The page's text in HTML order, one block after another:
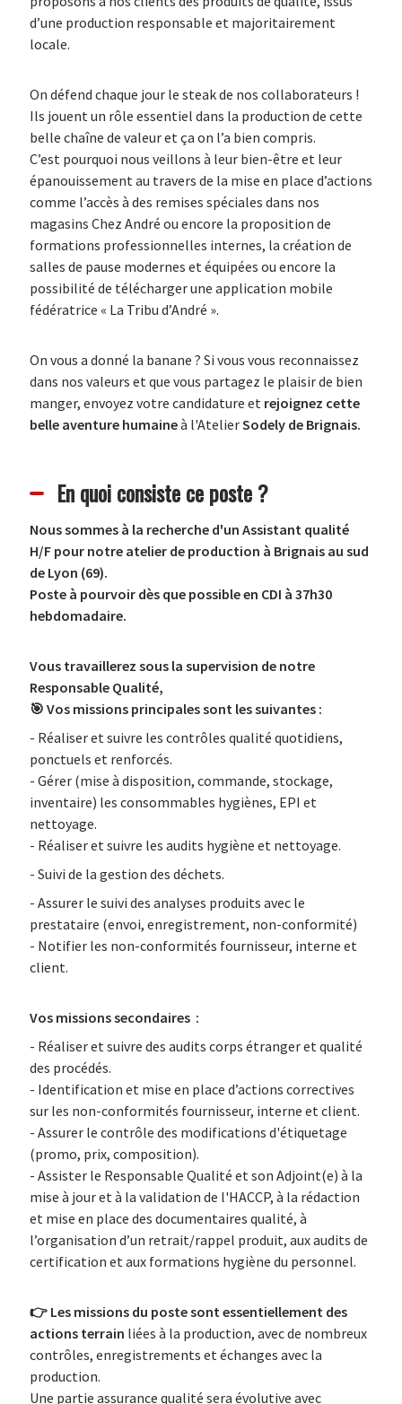
d’une production responsable et majoritairement
locale.
On défend chaque jour le steak de nos collaborateurs !
Ils jouent un rôle essentiel dans la production de cette
belle chaîne de valeur et ça on l’a bien compris.
C’est pourquoi nous veillons à leur bien-être et leur
épanouissement au travers de la mise en place d’actions
comme l’accès à des remises spéciales dans nos
magasins Chez André ou encore la proposition de
formations professionnelles internes, la création de
salles de pause modernes et équipées ou encore la
possibilité de télécharger une application mobile
fédératrice « La Tribu d’André ».
On vous a donné la banane ? Si vous vous reconnaissez
dans nos valeurs et que vous partagez le plaisir de bien
manger, envoyez votre candidature et rejoignez cette
belle aventure humaineà l'AtelierSodely de Brignais.
En quoi consiste ce poste ?
Nous sommes à la recherche d'un Assistant qualité
H/F pour notre atelier de production à Brignais au sud
de Lyon (69).
Poste à pourvoir dès que possible en CDI à 37h30
hebdomadaire.
Vous travaillerez sous la supervision de notre
Responsable Qualité,
🎯 Vos missions principales sont les suivantes :
- Réaliser et suivre les contrôles qualité quotidiens,
ponctuels et renforcés.
- Gérer (mise à disposition, commande, stockage,
inventaire) les consommables hygiènes, EPI et
nettoyage.
- Réaliser et suivre les audits hygiène et nettoyage.
- Suivi de la gestion des déchets.
- Assurer le suivi des analyses produits avec le
prestataire (envoi, enregistrement, non-conformité)
- Notifier les non-conformités fournisseur, interne et
client.
Vos missions secondaires :
- Réaliser et suivre des audits corps étranger et qualité
des procédés.
- Identification et mise en place d’actions correctives
sur les non-conformités fournisseur, interne et client.
- Assurer le contrôle des modifications d'étiquetage
(promo, prix, composition).
- Assister le Responsable Qualité et son Adjoint(e) à la
mise à jour et à la validation de l'HACCP, à la rédaction
et mise en place des documentaires qualité, à
l’organisation d’un retrait/rappel produit, aux audits de
certification et aux formations hygiène du personnel.
👉 Les missions du poste sont essentiellement des
actions terrain liées à la production, avec de nombreux
contrôles, enregistrements et échanges avec la
production.
Une partie assurance qualité sera évolutive avec